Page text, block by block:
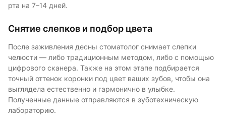
рта на 7–14 дней.
Снятие слепков и подбор цвета
После заживления десны стоматолог снимает слепки
челюсти — либо традиционным методом, либо с помощью
цифрового сканера. Также на этом этапе подбирается
точный оттенок коронки под цвет ваших зубов, чтобы она
выглядела естественно и гармонично в улыбке.
Полученные данные отправляются в зуботехническую
лабораторию.